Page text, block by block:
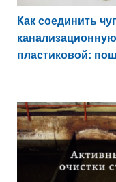
Как соединить
пластиковой: